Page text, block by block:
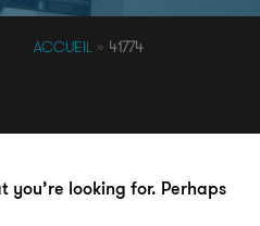
ACCUEIL » 41774
you’re looking for. Perhaps